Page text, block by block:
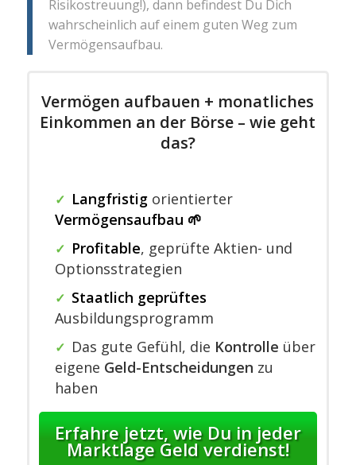
Risikostreuung!), dann befindest Du Dich
wahrscheinlich auf einem guten Weg zum
Vermögensaufbau.
Vermögen aufbauen + monatliches
Einkommen an der Börse – wie geht
das?
✓ Langfristigorientierter
Vermögensaufbau 🌱
✓ Profitable, geprüfte Aktien- und
Optionsstrategien
✓ Staatlich geprüftes
Ausbildungsprogramm
✓ Das gute Gefühl, die Kontrolle über
eigene Geld-Entscheidungen zu
haben
Erfahre jetzt, wie Du in jeder
Marktlage Geld verdienst!